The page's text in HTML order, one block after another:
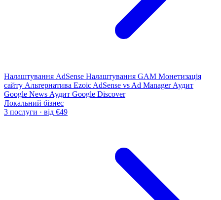
Налаштування AdSense Налаштування GAM Монетизація
сайту Альтернатива Ezoic AdSense vs Ad Manager Аудит
Google News Аудит Google Discover
Локальний бізнес
3 послуги · від €49